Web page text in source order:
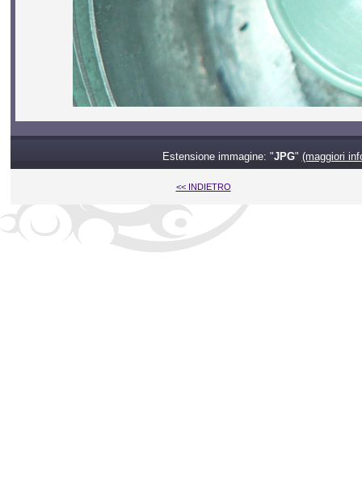
Estensione immagine: "JPG" (maggiori
<< INDIETRO